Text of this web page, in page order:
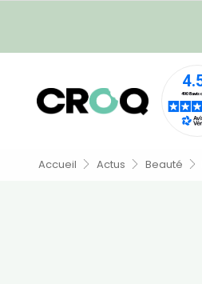
Accueil Actus Beauté